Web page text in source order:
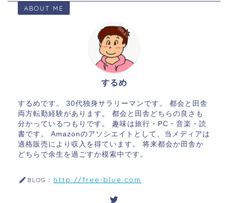
ABOUT ME
するめ
するめです。 30代独身サラリーマンです。 都会と田舎
両方転勤経験があります。 都会と田舎どちらの良さも
分かっているつもりです。 趣味は旅行・PC・音楽・読
書です。 Amazonのアソシエイトとして、当メディアは
適格販売により収入を得ています。 将来都会か田舎か
どちらで余生を過ごすか模索中です。
BLOG： http://free-blue.com